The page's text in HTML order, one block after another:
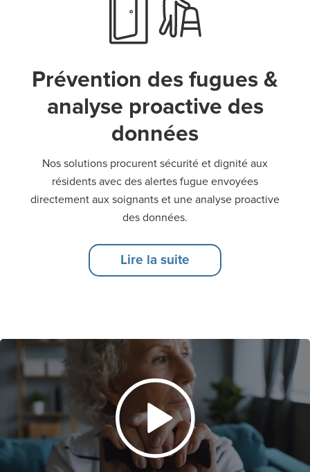
Prévention des fugues &
analyse proactive des
données
Nos solutions procurent sécurité et dignité aux
résidents avec des alertes fugue envoyées
directement aux soignants et une analyse proactive
des données.
Lire la suite